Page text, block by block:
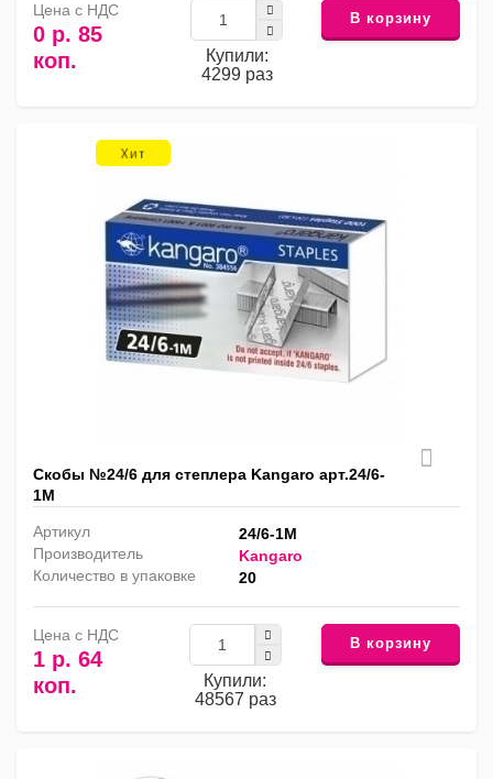
Цена с НДС
0 р. 85
коп.
Купили:
4299 раз
В корзину
Скобы №24/6 для степлера Kangaro арт.24/6-
1М
Артикул
24/6-1М
Производитель
Kangaro
Количество в упаковке
20
Цена с НДС
1 р. 64
коп.
Купили:
48567 раз
В корзину